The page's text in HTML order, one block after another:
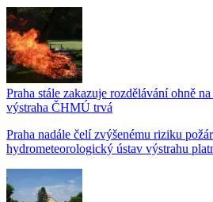
Praha stále zakazuje rozdělávání ohně
výstraha ČHMÚ trvá
Praha nadále čelí zvýšenému riziku
hydrometeorologický ústav výstrahu